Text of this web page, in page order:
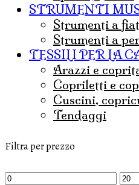
STRUMENTI
strumenti a
strumenti a
TESSILI PER LA
arazzi e
copriletti e
cuscini,
tendaggi
Filtra per prezzo
Prezzo